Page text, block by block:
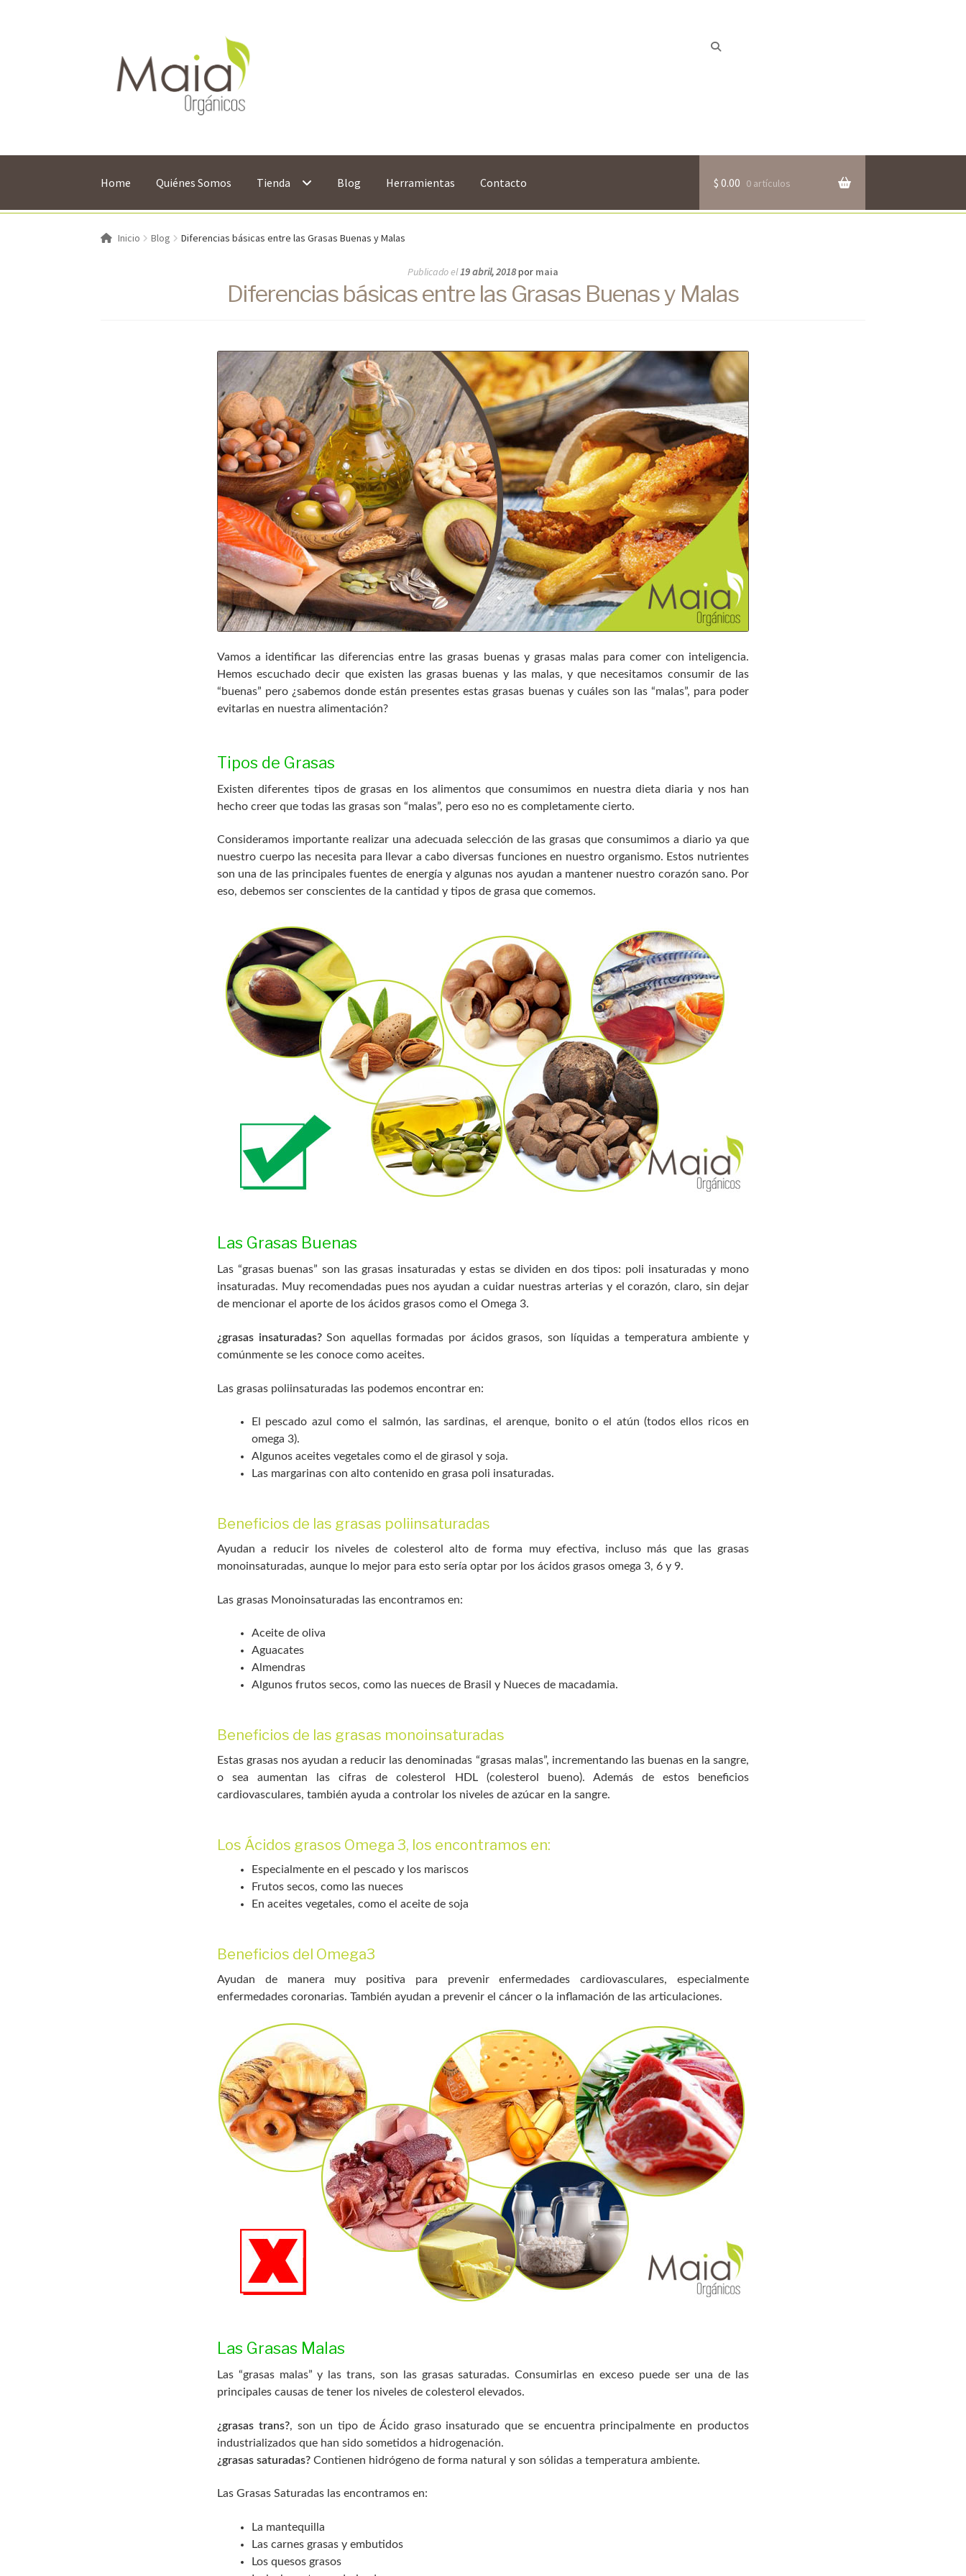
navegación
contenido
por:
Home Quiénes Somos Tienda Blog Herramientas Contacto $ 0.00 0 artículos
Inicio Blog Diferencias básicas entre las Grasas Buenas y Malas
Publicado el19 abril, 2018por maia
Diferencias básicas entre las Grasas Buenas y Malas
Vamos a identificar las diferencias entre las grasas buenas y grasas malas para comer con inteligencia.
Hemos escuchado decir que existen las grasas buenas y las malas, y que necesitamos consumir de las
“buenas” pero ¿sabemos donde están presentes estas grasas buenas y cuáles son las “malas”, para poder
evitarlas en nuestra alimentación?
Tipos de Grasas
Existen diferentes tipos de grasas en los alimentos que consumimos en nuestra dieta diaria y nos han
hecho creer que todas las grasas son “malas”, pero eso no es completamente cierto.
Consideramos importante realizar una adecuada selección de las grasas que consumimos a diario ya que
nuestro cuerpo las necesita para llevar a cabo diversas funciones en nuestro organismo. Estos nutrientes
son una de las principales fuentes de energía y algunas nos ayudan a mantener nuestro corazón sano. Por
eso, debemos ser conscientes de la cantidad y tipos de grasa que comemos.
Las Grasas Buenas
Las “grasas buenas” son las grasas insaturadas y estas se dividen en dos tipos: poli insaturadas y mono
insaturadas. Muy recomendadas pues nos ayudan a cuidar nuestras arterias y el corazón, claro, sin dejar
de mencionar el aporte de los ácidos grasos como el Omega 3.
¿grasas insaturadas?Son aquellas formadas por ácidos grasos, son líquidas a temperatura ambiente y
comúnmente se les conoce como aceites.
Las grasas poliinsaturadas las podemos encontrar en:
El pescado azul como el salmón, las sardinas, el arenque, bonito o el atún (todos ellos ricos en
omega 3).
Algunos aceites vegetales como el de girasol y soja.
Las margarinas con alto contenido en grasa poli insaturadas.
Beneficios de las grasas poliinsaturadas
Ayudan a reducir los niveles de colesterol alto de forma muy efectiva, incluso más que las grasas
monoinsaturadas, aunque lo mejor para esto sería optar por los ácidos grasos omega 3, 6 y 9.
Las grasas Monoinsaturadas las encontramos en:
Aceite de oliva
Aguacates
Almendras
Algunos frutos secos, como las nueces de Brasil y Nueces de macadamia.
Beneficios de las grasas monoinsaturadas
Estas grasas nos ayudan a reducir las denominadas “grasas malas”, incrementando las buenas en la sangre,
o sea aumentan las cifras de colesterol HDL (colesterol bueno). Además de estos beneficios
cardiovasculares, también ayuda a controlar los niveles de azúcar en la sangre.
Los Ácidos grasos Omega 3, los encontramos en:
Especialmente en el pescado y los mariscos
Frutos secos, como las nueces
En aceites vegetales, como el aceite de soja
Beneficios del Omega3
Ayudan de manera muy positiva para prevenir enfermedades cardiovasculares, especialmente
enfermedades coronarias. También ayudan a prevenir el cáncer o la inflamación de las articulaciones.
Las Grasas Malas
Las “grasas malas” y las trans, son las grasas saturadas. Consumirlas en exceso puede ser una de las
principales causas de tener los niveles de colesterol elevados.
¿grasas trans?, son un tipo de Ácido graso insaturado que se encuentra principalmente en productos
industrializados que han sido sometidos a hidrogenación.
¿grasas saturadas? Contienen hidrógeno de forma natural y son sólidas a temperatura ambiente.
Las Grasas Saturadas las encontramos en:
La mantequilla
Las carnes grasas y embutidos
Los quesos grasos